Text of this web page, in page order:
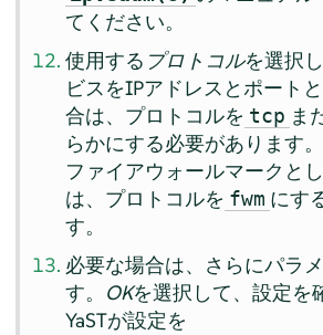
てください。
使用する プロトコルを選択
ビスをIPアドレスとポート
合は、プロトコルを tcp ま
らかにする必要があります
ファイアウォールマークと
は、プロトコルを fwm にす
す。
必要な場合は、さらにパラ
す。 OKを選択して、設定を
YaSTが設定を